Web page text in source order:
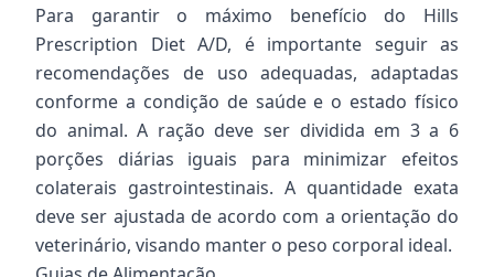
Para garantir o máximo benefício do Hills
Prescription Diet A/D, é importante seguir as
recomendações de uso adequadas, adaptadas
conforme a condição de saúde e o estado físico
do animal. A ração deve ser dividida em 3 a 6
porções diárias iguais para minimizar efeitos
colaterais gastrointestinais. A quantidade exata
deve ser ajustada de acordo com a orientação do
veterinário, visando manter o peso corporal ideal.